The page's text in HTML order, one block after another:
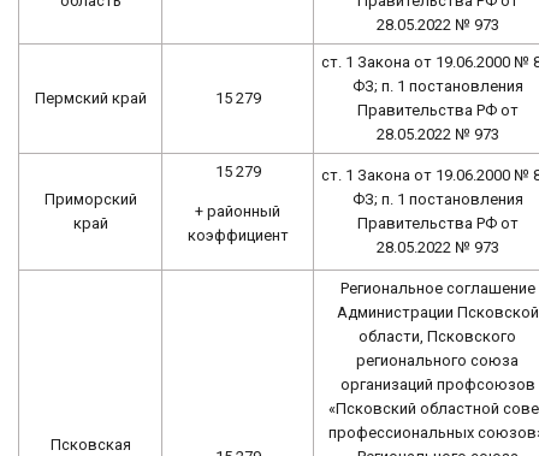
28.05.2022 № 973
Пермский край 15 279
ст. 1 Закона от 19.06.2000 №
ФЗ; п. 1 постановления
Правительства РФ от
28.05.2022 № 973
Приморский
край
15 279
+ районный
коэффициент
ст. 1 Закона от 19.06.2000 №
ФЗ; п. 1 постановления
Правительства РФ от
28.05.2022 № 973
Псковская
Региональное соглашение
Администрации Псковской
области, Псковского
регионального союза
организаций профсоюзов
«Псковский областной
профессиональных